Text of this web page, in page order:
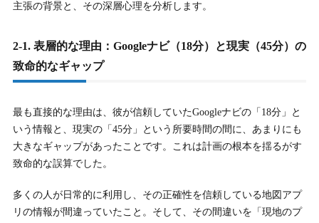
主張の背景と、その深層心理を分析します。
2-1. 表層的な理由：Googleナビ（18分）と現実（45分）の
致命的なギャップ
最も直接的な理由は、彼が信頼していたGoogleナビの「18分」と
いう情報と、現実の「45分」という所要時間の間に、あまりにも
大きなギャップがあったことです。これは計画の根本を揺るがす
致命的な誤算でした。
多くの人が日常的に利用し、その正確性を信頼している地図アプ
リの情報が間違っていたこと。そして、その間違いを「現地のプ